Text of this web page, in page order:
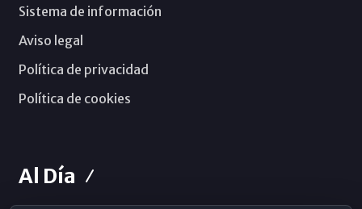
Sistema de información
Aviso legal
Política de privacidad
Política de cookies
Al Día